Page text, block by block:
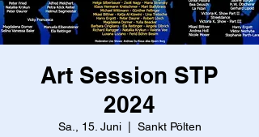
Art Session STP
2024
Sa., 15. Juni
  |
Sankt Pölten